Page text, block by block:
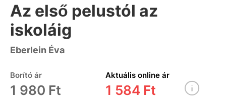
Az első pelustól az
iskoláig
Eberlein Éva
Borító ár
1 980 Ft
Aktuális online ár
1 584 Ft